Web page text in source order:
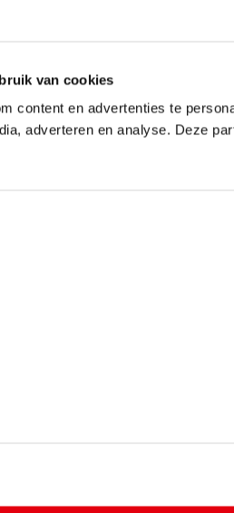
van cookies
content en advertenties te
adverteren en analyse. Deze